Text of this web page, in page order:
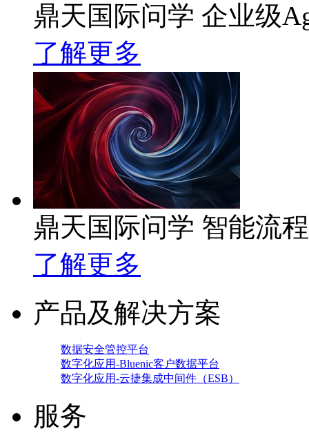
鼎天国际问学 企业级
了解更多
鼎天国际问学 智能流
了解更多
产品及解决方案
数据安全管控平台
数字化应用-Bluenic客户数据平台
数字化应用-云捷集成中间件（ESB）
服务